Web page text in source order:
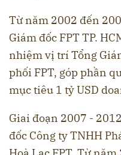
Từ năm 2002 đến
Giám đốc FPT TP.
nhiệm vị trí Tổng
phối FPT, góp phần
mục tiêu 1 tỷ USD
Giai đoạn 2007 -
đốc Công ty TNHH